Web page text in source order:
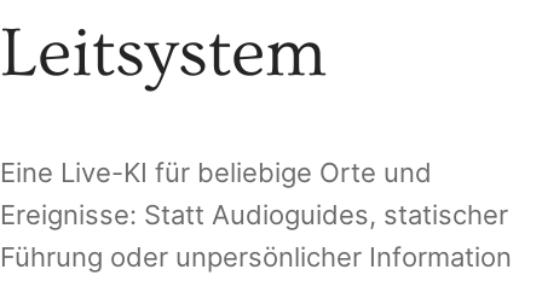
Leitsystem
Eine Live-KI für beliebige Orte und
Ereignisse: Statt Audioguides, statischer
Führung oder unpersönlicher Information